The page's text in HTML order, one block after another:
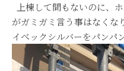
上棟して間もないのに、
がガミガミ言う事はなく
イベックシルバーをパンパ